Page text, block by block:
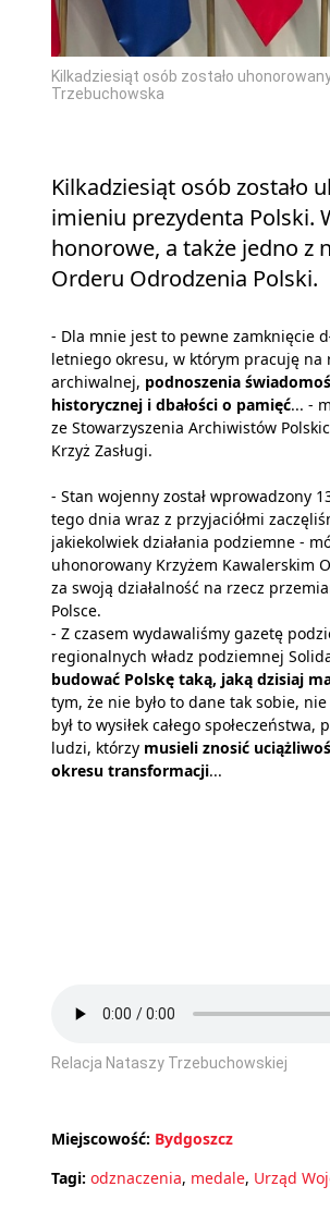
Kilkadziesiąt osób zostało
Trzebuchowska
Kilkadziesiąt osób zostało
imieniu prezydenta Polski.
honorowe, a także jedno z
Orderu Odrodzenia Polski.
- Dla mnie jest to pewne zamknięcie
letniego okresu, w którym pracuję na
archiwalnej, podnoszenia
historycznej i dbałości o pamięć... -
ze Stowarzyszenia Archiwistów
Krzyż Zasługi.
- Stan wojenny został wprowadzony
tego dnia wraz z przyjaciółmi
jakiekolwiek działania podziemne -
uhonorowany Krzyżem Kawalerskim
za swoją działalność na rzecz
Polsce.
- Z czasem wydawaliśmy gazetę
regionalnych władz podziemnej
budować Polskę taką, jaką dzisiaj
tym, że nie było to dane tak sobie,
był to wysiłek całego
ludzi, którzy musieli znosić
okresu transformacji...
Relacja Nataszy Trzebuchowskiej
Miejscowość: Bydgoszcz
Tagi: odznaczenia, medale, Urząd